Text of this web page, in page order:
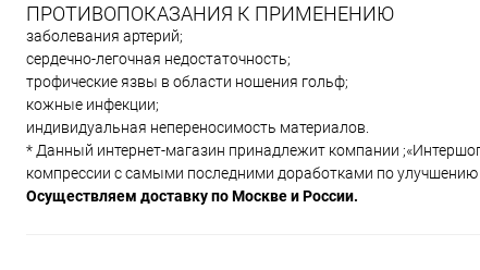
ПРОТИВОПОКАЗАНИЯ К ПРИМЕНЕНИЮ
заболевания артерий;
сердечно-легочная недостаточность;
трофические язвы в области ношения гольф;
кожные инфекции;
индивидуальная непереносимость материалов.
* Данный интернет-магазин принадлежит компании
компрессии с самыми последними доработками по улучшению
Осуществляем доставку по Москве и России.